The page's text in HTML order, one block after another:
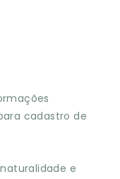
cadastro de
e